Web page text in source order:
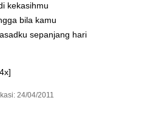
kekasihmu
bila kamu
sepanjang hari
24/04/2011